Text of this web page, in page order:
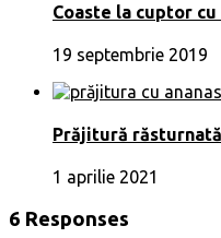
Coaste la cuptor
19 septembrie 2019
Prăjitură
1 aprilie 2021
6 Responses